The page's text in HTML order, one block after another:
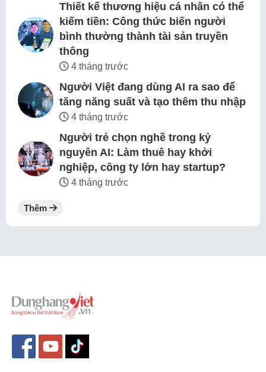
Thiết kế thương hiệu cá nhân có thể
kiếm tiền: Công thức biến người
bình thường thành tài sản truyền
thông
4 tháng trước
Người Việt đang dùng AI ra sao để
tăng năng suất và tạo thêm thu nhập
4 tháng trước
Người trẻ chọn nghề trong kỷ
nguyên AI: Làm thuê hay khởi
nghiệp, công ty lớn hay startup?
4 tháng trước
Thêm